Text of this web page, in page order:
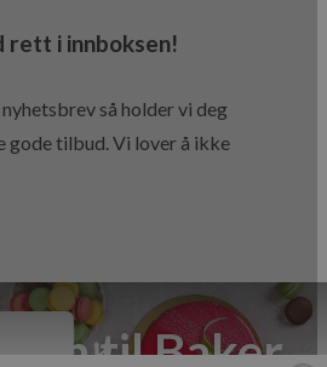
rett i innboksen!
så holder vi deg
gode tilbud. Vi lover å ikke
til Baker